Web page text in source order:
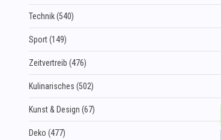
Technik (540)
Sport (149)
Zeitvertreib (476)
Kulinarisches (502)
Kunst & Design (67)
Deko (477)